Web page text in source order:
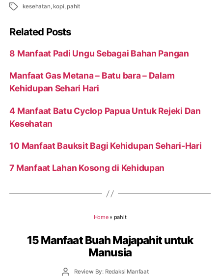
Tags kesehatan, kopi,pahit
Related Posts
8 Manfaat Padi Ungu Sebagai Bahan Pangan
Manfaat Gas Metana – Batu bara – Dalam
Kehidupan Sehari Hari
4 Manfaat Batu Cyclop Papua Untuk Rejeki Dan
Kesehatan
10 Manfaat Bauksit Bagi Kehidupan Sehari-Hari
7 Manfaat Lahan Kosong di Kehidupan
Home» pahit
15 Manfaat Buah Majapahit untuk
Manusia
PostReview By: Redaksi Manfaat